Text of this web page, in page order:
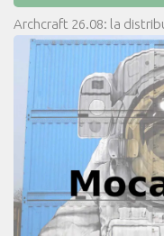
Archcraft 26.08: la